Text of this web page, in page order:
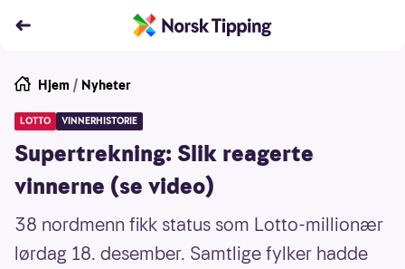
Hjem / Nyheter
LOTTO VINNERHISTORIE
Supertrekning: Slik reagerte
vinnerne (se video)
38 nordmenn fikk status som Lotto-millionær
lørdag 18. desember. Samtlige fylker hadde